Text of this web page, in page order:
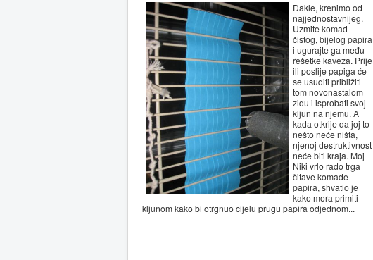
Dakle, krenimo od
najjednostavnijeg.
Uzmite komad
čistog, bijelog papira
i ugurajte ga među
rešetke kaveza. Prije
ili poslije papiga će
se usuditi približiti
tom novonastalom
zidu i isprobati svoj
kljun na njemu. A
kada otkrije da joj to
nešto neće ništa,
njenoj destruktivnost
neće biti kraja. Moj
Niki vrlo rado trga
čitave komade
papira, shvatio je
kako mora primiti
kljunom kako bi otrgnuo cijelu prugu papira odjednom...